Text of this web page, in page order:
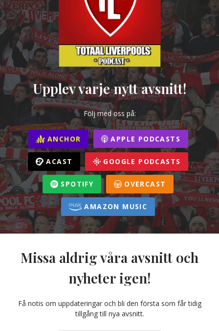
Upplev varje nytt avsnitt!
Följ med oss på:
ANCHOR APPLE PODCASTS
ACAST GOOGLE PODCASTS
SPOTIFY OVERCAST
AMAZON MUSIC
Missa aldrig våra avsnitt och
nyheter igen!
Få notis om uppdateringar och bli den första som får tidig
tillgång till nya avsnitt.